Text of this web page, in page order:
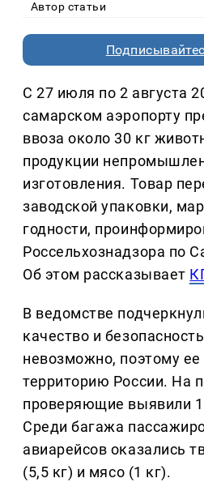
Автор статьи
С 27 июля по 2 августа
самарском аэропорту
ввоза около 30 кг
продукции
изготовления. Товар
заводской упаковки,
годности,
Россельхознадзора по
Об этом рассказывает
В ведомстве
качество и
невозможно, поэтому ее
территорию России. На
проверяющие выявили
Среди багажа
авиарейсов оказались
(5,5 кг) и мясо (1 кг).